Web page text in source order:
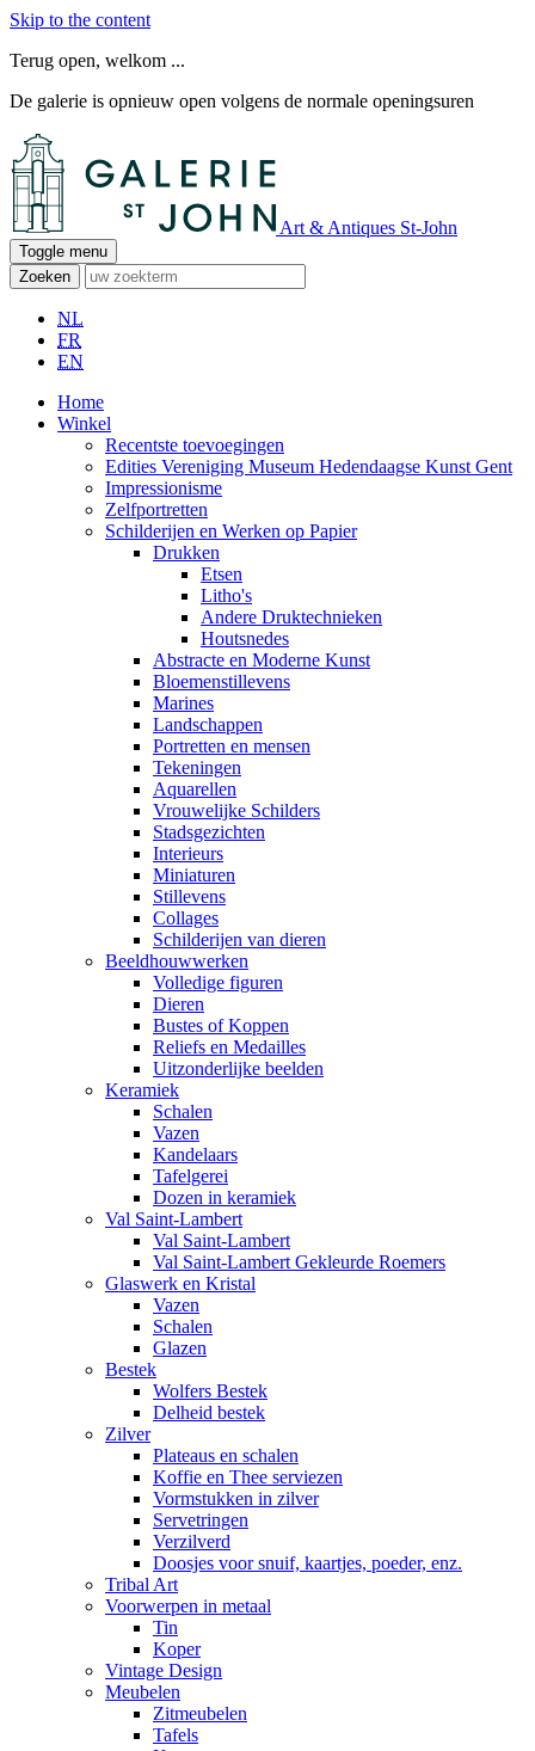
Skip to the content
Terug open, welkom ...
De galerie is opnieuw open volgens de normale openingsuren
Art & Antiques St-John
Toggle menu
Zoeken
NL
FR
EN
Home
Winkel
Recentste toevoegingen
Edities Vereniging Museum Hedendaagse Kunst Gent
Impressionisme
Zelfportretten
Schilderijen en Werken op Papier
Drukken
Etsen
Litho's
Andere Druktechnieken
Houtsnedes
Abstracte en Moderne Kunst
Bloemenstillevens
Marines
Landschappen
Portretten en mensen
Tekeningen
Aquarellen
Vrouwelijke Schilders
Stadsgezichten
Interieurs
Miniaturen
Stillevens
Collages
Schilderijen van dieren
Beeldhouwwerken
Volledige figuren
Dieren
Bustes of Koppen
Reliefs en Medailles
Uitzonderlijke beelden
Keramiek
Schalen
Vazen
Kandelaars
Tafelgerei
Dozen in keramiek
Val Saint-Lambert
Val Saint-Lambert
Val Saint-Lambert Gekleurde Roemers
Glaswerk en Kristal
Vazen
Schalen
Glazen
Bestek
Wolfers Bestek
Delheid bestek
Zilver
Plateaus en schalen
Koffie en Thee serviezen
Vormstukken in zilver
Servetringen
Verzilverd
Doosjes voor snuif, kaartjes, poeder, enz.
Tribal Art
Voorwerpen in metaal
Tin
Koper
Vintage Design
Meubelen
Zitmeubelen
Tafels